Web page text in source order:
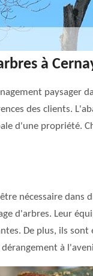
à
paysager
des clients.
d'une propriété.
nécessaire dans
d'arbres. Leur
De plus, ils sont
à